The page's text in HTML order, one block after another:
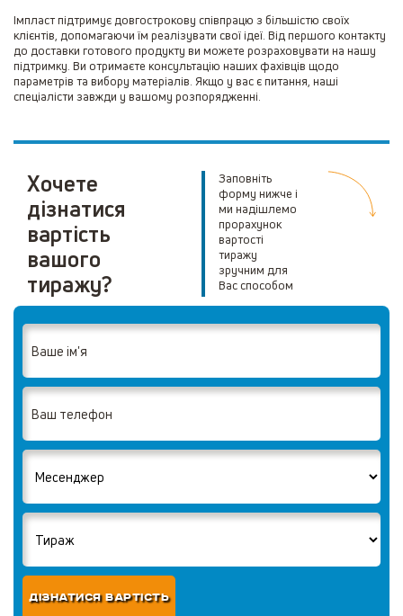
Імпласт підтримує довгострокову співпрацю з більшістю своїх
клієнтів, допомагаючи їм реалізувати свої ідеї. Від першого контакту
до доставки готового продукту ви можете розраховувати на нашу
підтримку. Ви отримаєте консультацію наших фахівців щодо
параметрів та вибору матеріалів. Якщо у вас є питання, наші
спеціалісти завжди у вашому розпорядженні.
Хочете
дізнатися
вартість
вашого
тиражу?
Заповніть
форму нижче і
ми надішлемо
прорахунок
вартості
тиражу
зручним для
Вас способом
ДІЗНАТИСЯ ВАРТІСТЬ